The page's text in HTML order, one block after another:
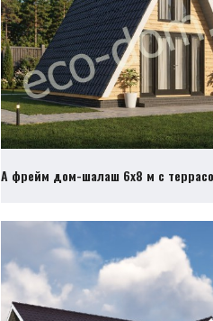
А фрейм дом-шалаш 6х8 м с